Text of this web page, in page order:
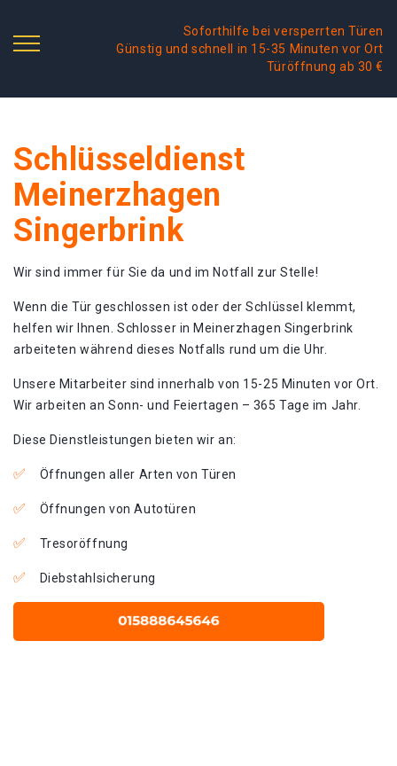
Soforthilfe bei versperrten Türen
Günstig und schnell in 15-35 Minuten vor Ort
Türöffnung ab 30 €
Schlüsseldienst
Meinerzhagen
Singerbrink
Wir sind immer für Sie da und im Notfall zur Stelle!
Wenn die Tür geschlossen ist oder der Schlüssel klemmt,
helfen wir Ihnen. Schlosser in Meinerzhagen Singerbrink
arbeiteten während dieses Notfalls rund um die Uhr.
Unsere Mitarbeiter sind innerhalb von 15-25 Minuten vor Ort.
Wir arbeiten an Sonn- und Feiertagen – 365 Tage im Jahr.
Diese Dienstleistungen bieten wir an:
Öffnungen aller Arten von Türen
Öffnungen von Autotüren
Tresoröffnung
Diebstahlsicherung